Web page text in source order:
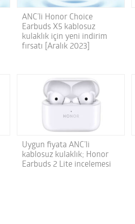
ANC’li Honor Choice
Earbuds X5 kablosuz
kulaklık için yeni indirim
fırsatı [Aralık 2023]
Uygun fiyata ANC’li
kablosuz kulaklık; Honor
Earbuds 2 Lite incelemesi